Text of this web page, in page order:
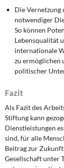
Die Vernetzung
notwendiger
So können
Lebensqualität
internationale
zu ermöglichen
politischer
Fazit
Als Fazit des
Stiftung kann
Dienstleistungen
sind, für alle
Beitrag zur
Gesellschaft unter